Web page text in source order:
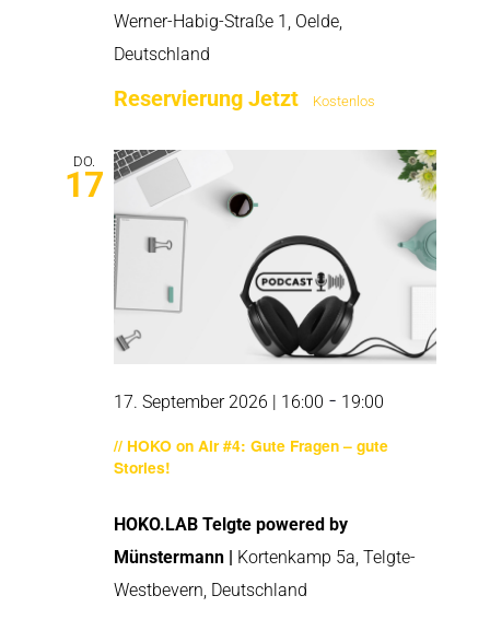
Werner-Habig-Straße 1, Oelde,
Deutschland
Reservierung Jetzt Kostenlos
DO.
17
// HOKO on Air #4: Gute Fragen – gute
Stories!
17. September 2026 | 16:00 - 19:00
HOKO.LAB Telgte powered by
Münstermann | Kortenkamp 5a, Telgte-
Westbevern, Deutschland